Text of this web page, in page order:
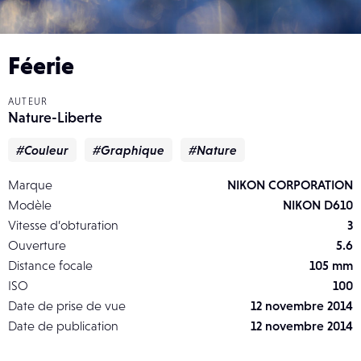
Féerie
AUTEUR
Nature-Liberte
#Couleur #Graphique #Nature
Marque
NIKON CORPORATION
Modèle
NIKON D610
Vitesse d’obturation
3
Ouverture
5.6
Distance focale
105 mm
ISO
100
Date de prise de vue
12 novembre 2014
Date de publication
12 novembre 2014